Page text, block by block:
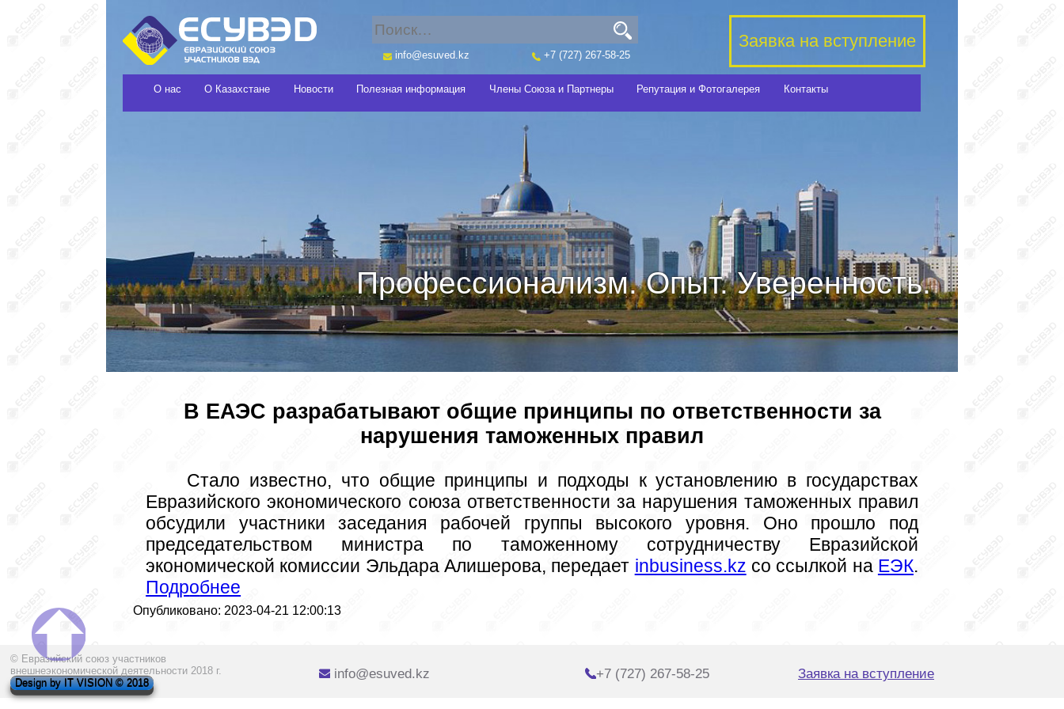
О нас О Казахстане Новости Полезная информация Члены Союза и Партнеры Репутация и Фотогалерея Контакты
+7 (727) 267-58-25
info@esuved.kz
Профессионализм. Опыт. Уверенность.
Заявка на вступление
В ЕАЭС разрабатывают общие принципы по ответственности за
нарушения таможенных правил
Евразийского экономического союза ответственности за нарушения таможенных правил
обсудили участники заседания рабочей группы высокого уровня. Оно прошло под
председательством министра по таможенному сотрудничеству Евразийской
экономической комиссии Эльдара Алишерова, передает inbusiness.kz со ссылкой на ЕЭК
Подробнее
Опубликовано: 2023-04-21 12:00:13
© Евразийский союз участников
внешнеэкономической деятельности 2018 г.
Design by IT VISION © 2018
info@esuved.kz +7 (727) 267-58-25 Заявка на вступление